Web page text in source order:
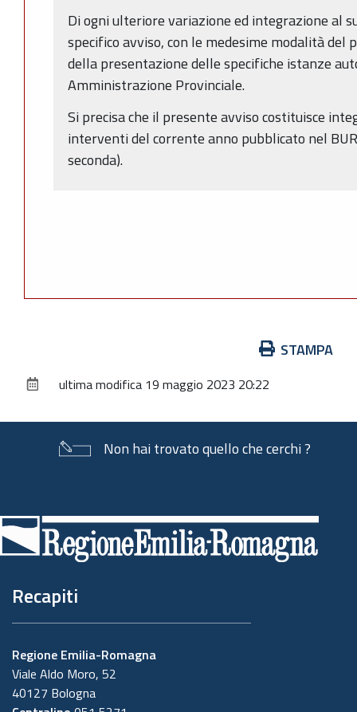
Di ogni ulteriore variazione ed integrazione al
specifico avviso, con le medesime modalità
della presentazione delle specifiche istanze
Amministrazione Provinciale.
Si precisa che il presente avviso costituisce
interventi del corrente anno pubblicato nel
seconda).
documento
STAMPA
ultima modifica 19 maggio 2023 20:22
Non hai trovato quello che cerchi ?
di
pagina
Recapiti
Regione Emilia-Romagna
Viale Aldo Moro, 52
40127 Bologna